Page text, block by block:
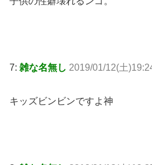
7: 雑な名無し 2019/01/12(土
キッズビンビンですよ神